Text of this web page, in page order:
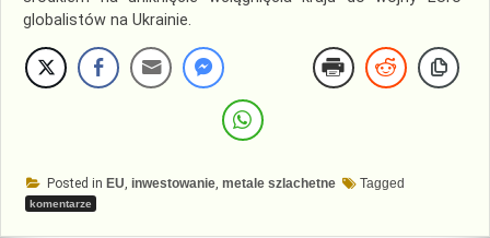
globalistów na Ukrainie.
Posted in EU, inwestowanie, metale szlachetne Tagged
komentarze